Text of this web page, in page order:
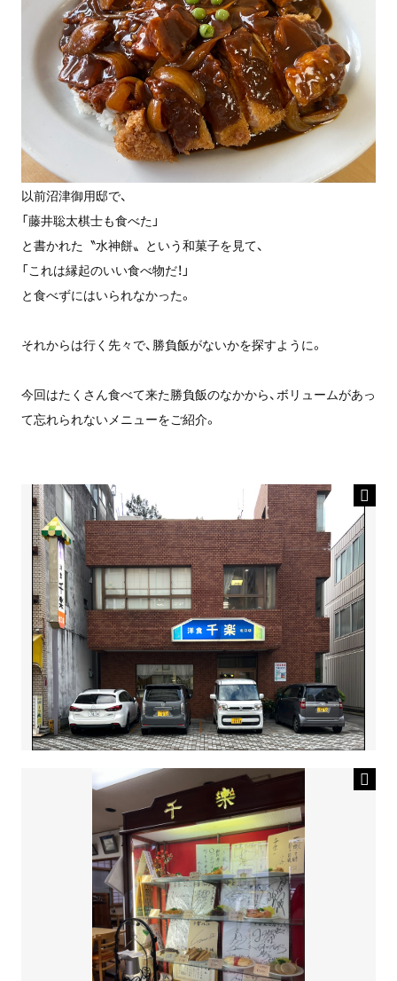
以前沼津御用邸で、
「藤井聡太棋士も食べた」
と書かれた〝水神餅〟という和菓子を見て、
「これは縁起のいい食べ物だ！」
と食べずにはいられなかった。
それからは行く先々で、勝負飯がないかを探すように。
今回はたくさん食べて来た勝負飯のなかから、ボリュームがあっ
て忘れられないメニューをご紹介。